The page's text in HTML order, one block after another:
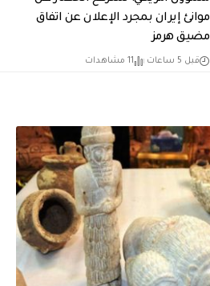
موانئ إيران بمجرد الإعلان عن اتفاق
مضيق هرمز
قبل 5 ساعات 11 مشاهدات